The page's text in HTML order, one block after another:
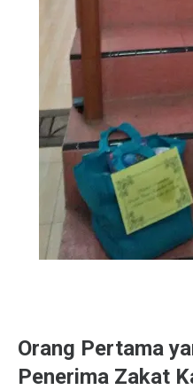
Orang Pertama
Penerima Zakat